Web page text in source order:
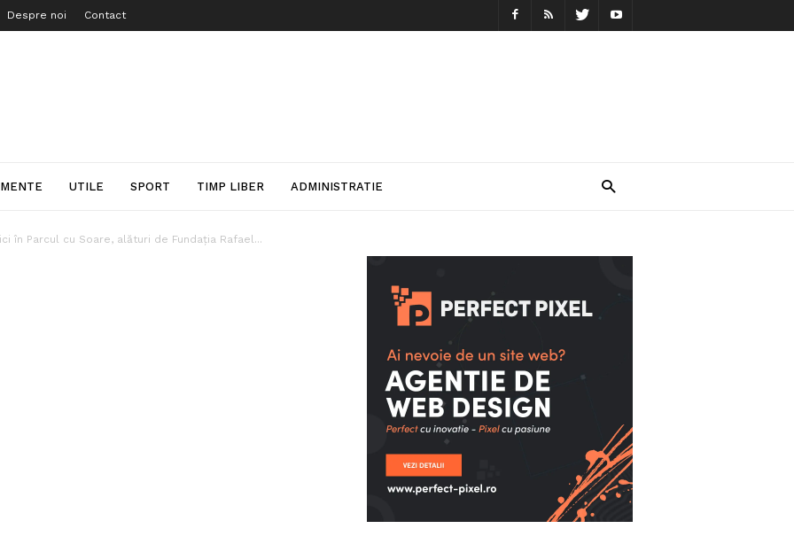
Despre noi Contact
UTILE SPORT TIMP LIBER ADMINISTRATIE
în Parcul cu Soare, alături de Fundația Rafael...